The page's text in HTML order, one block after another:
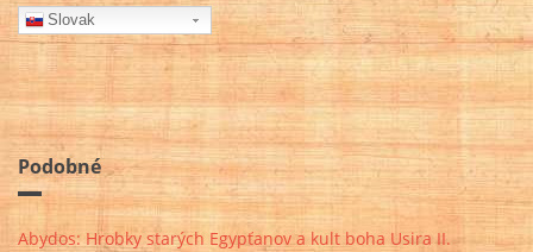
Slovak
Podobné
Abydos: Hrobky starých Egypťanov a kult boha Usira II.